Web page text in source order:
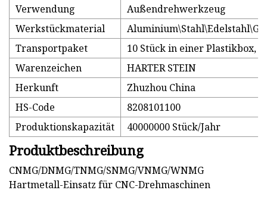
Verwendung
Außendrehwerkzeug
Werkstückmaterial
Transportpaket
10 Stück in einer Plastikbox,
Warenzeichen
HARTER STEIN
Herkunft
Zhuzhou China
HS-Code
8208101100
Produktionskapazität
40000000 Stück/Jahr
Produktbeschreibung
CNMG/DNMG/TNMG/SNMG/VNMG/WNMG
Hartmetall-Einsatz für CNC-Drehmaschinen